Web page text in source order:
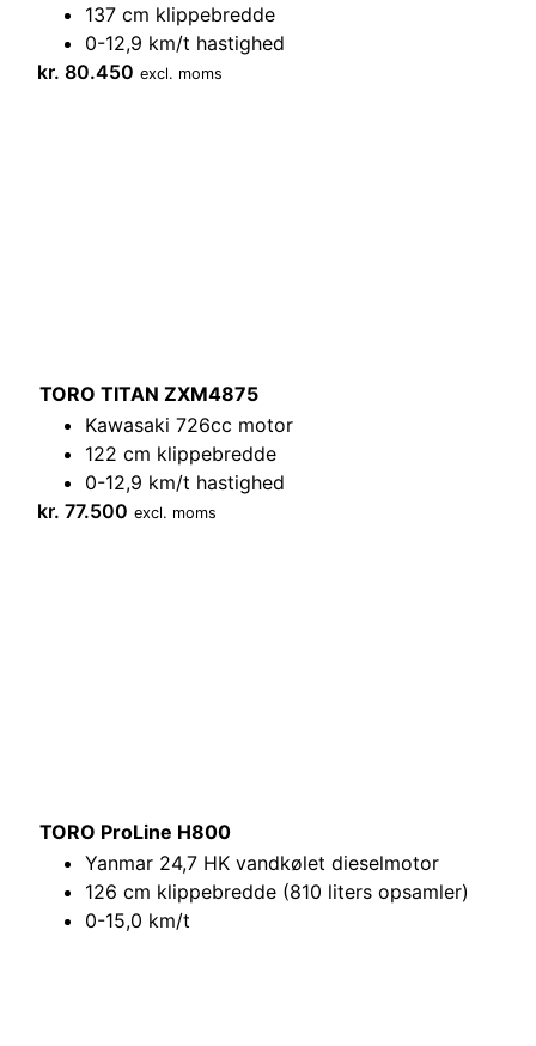
137 cm klippebredde
0-12,9 km/t hastighed
kr. 80.450 excl. moms
TORO TITAN ZXM4875
Kawasaki 726cc motor
122 cm klippebredde
0-12,9 km/t hastighed
kr. 77.500 excl. moms
TORO ProLine H800
Yanmar 24,7 HK vandkølet dieselmotor
126 cm klippebredde (810 liters opsamler)
0-15,0 km/t